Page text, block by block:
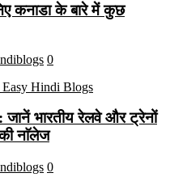
कनाडा के बारे में कुछ
0
भारतीय रेलवे और ट्रेनों
नाॅलेज
0